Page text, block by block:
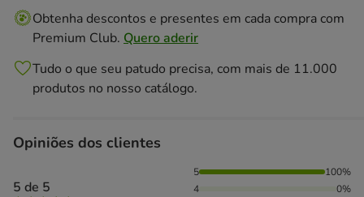
Obtenha descontos e presentes em cada compra com
Premium Club. Quero aderir
Tudo o que seu patudo precisa, com mais de 11.000
produtos no nosso catálogo.
Opiniões dos clientes
5 de 5
100% das pessoas avaliaram com 5 estrelas,
5
100%
4
0%